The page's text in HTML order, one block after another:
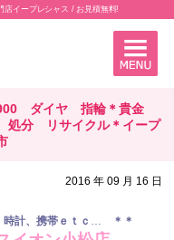
店イープレシャス / お見積無料!
ダイヤ 指輪＊貴金
分 リサイクル＊イープ
2016 年 09 月 16 日
計、携帯ｅｔｃ ＊ ＊